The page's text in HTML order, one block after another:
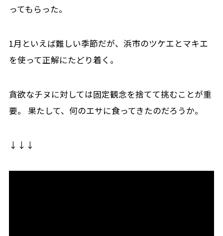
ってもらった。
1月といえば難しい季節だが、浜市のツケエとマキエ
を使って正解にたどり着く。
貪欲なチヌに対しては固定観念を捨てて挑むことが重
要。 果たして、何のエサに食ってきたのだろうか。
↓↓↓